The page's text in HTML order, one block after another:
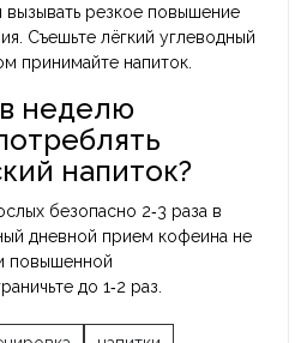
вызывать резкое повышение
Съешьте лёгкий углеводный
принимайте напиток.
неделю
напиток?
безопасно 2‑3 раза в
дневной прием кофеина не
повышенной
до 1‑2 раз.